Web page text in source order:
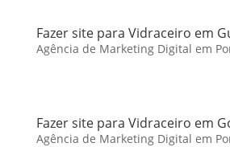
Fazer site para Vidraceiro em
Agência de Marketing Digital em
Fazer site para Vidraceiro em
Agência de Marketing Digital em